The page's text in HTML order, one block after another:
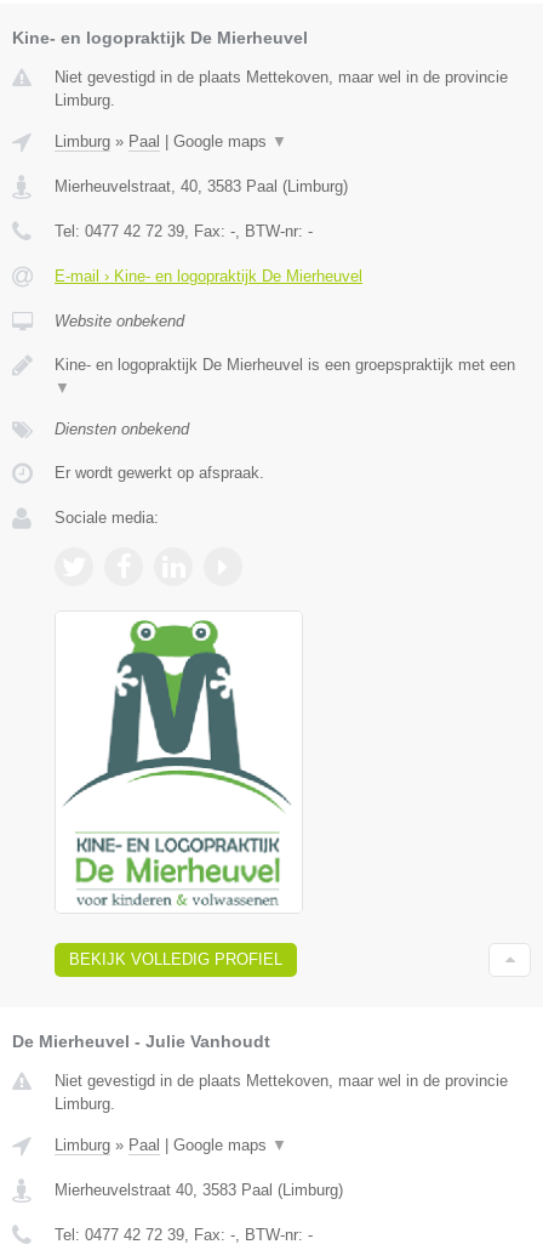
Kine- en logopraktijk De Mierheuvel
Niet gevestigd in de plaats Mettekoven, maar wel in de provincie
Limburg.
Limburg » Paal Google maps ▼
Mierheuvelstraat, 40, 3583 Paal (Limburg)
Tel: 0477 42 72 39, Fax: -, BTW-nr: -
E-mail › Kine- en logopraktijk De Mierheuvel
Website onbekend
Kine- en logopraktijk De Mierheuvel is een groepspraktijk met een
▼
Diensten onbekend
Er wordt gewerkt op afspraak.
Sociale media:
BEKIJK VOLLEDIG PROFIEL
De Mierheuvel - Julie Vanhoudt
Niet gevestigd in de plaats Mettekoven, maar wel in de provincie
Limburg.
Limburg » Paal Google maps ▼
Mierheuvelstraat 40 3583 Paal ( Limburg)
Tel: 0477 42 72 39 , Fax: - , BTW-nr: -